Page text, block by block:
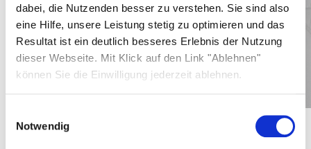
dabei, die Nutzenden besser zu verstehen. Sie sind also
eine Hilfe, unsere Leistung stetig zu optimieren und das
Resultat ist ein deutlich besseres Erlebnis der Nutzung
dieser Webseite. Mit Klick auf den Link "Ablehnen"
können Sie die Einwilligung jederzeit ablehnen.
Notwendig
19,3
kWp
Stromkosten pro kWh
Mehr erfahren